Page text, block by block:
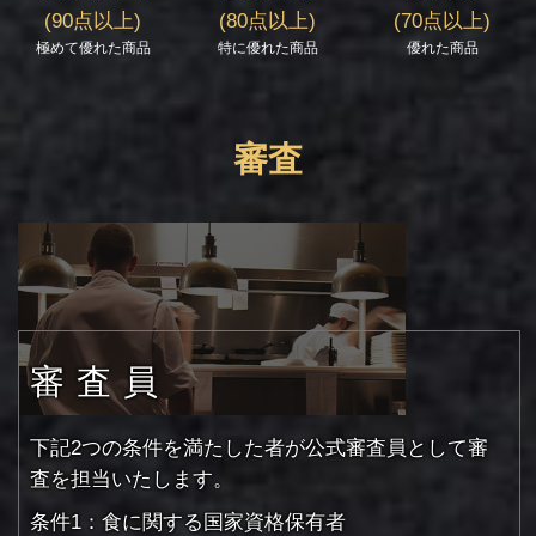
(90点以上)
極めて優れた商品
(80点以上)
特に優れた商品
(70点以上)
優れた商品
審査
審査員
下記2つの条件を満たした者が公式審査員として審
査を担当いたします。
条件1：食に関する国家資格保有者